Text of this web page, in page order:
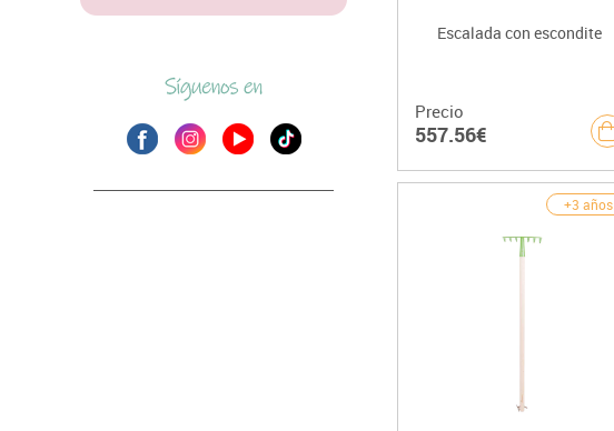
Escalada con escondite
Precio
557.56€
+3 años